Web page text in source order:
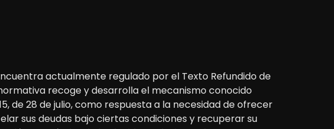
actualmente regulado por el Texto Refundido de
recoge y desarrolla el mecanismo conocido
de 28 de julio, como respuesta a la necesidad de ofrecer
sus deudas bajo ciertas condiciones y recuperar su